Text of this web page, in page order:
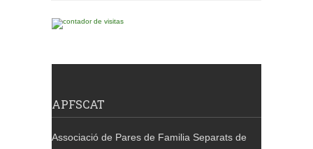
APFSCAT
Associació de Pares de Familia Separats de